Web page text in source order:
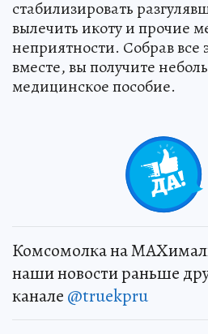
стабилизировать
вылечить икоту и прочие
неприятности. Собрав все
вместе, вы получите
медицинское пособие.
Комсомолка на
наши новости раньше
канале @truekpru